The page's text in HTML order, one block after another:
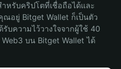
หรับคริปโตที่เชื่อถือได้และ
ณอยู่ Bitget Wallet ก็เป็นตัว
บความไว้วางใจจากผู้ใช้ 40
บน Bitget Wallet ได้